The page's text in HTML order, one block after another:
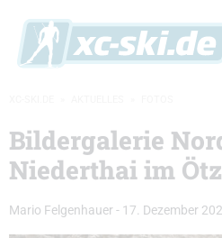
Bildergalerie
Niederthai im
Mario Felgenhauer - 17. Dezember